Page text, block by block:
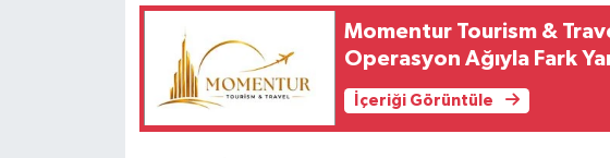
Momentur Tourism &
Operasyon Ağıyla Fark
İçeriği Görüntüle